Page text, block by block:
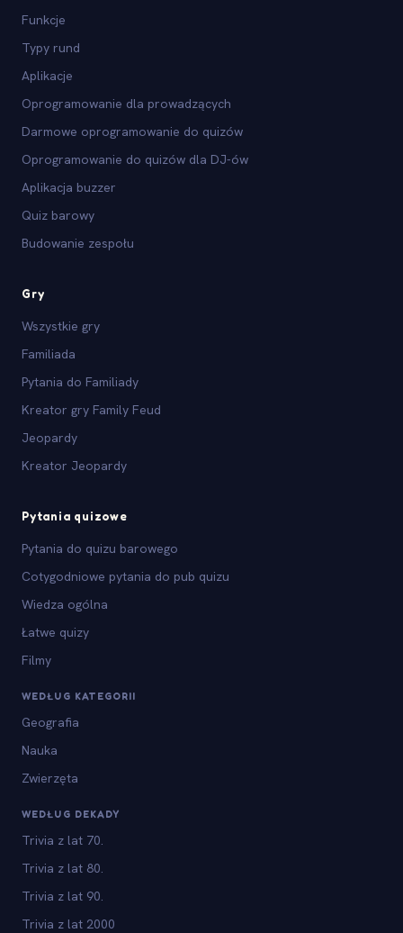
Funkcje
Typy rund
Aplikacje
Oprogramowanie dla prowadzących
Darmowe oprogramowanie do quizów
Oprogramowanie do quizów dla DJ-ów
Aplikacja buzzer
Quiz barowy
Budowanie zespołu
Gry
Wszystkie gry
Familiada
Pytania do Familiady
Kreator gry Family Feud
Jeopardy
Kreator Jeopardy
Pytania quizowe
Pytania do quizu barowego
Cotygodniowe pytania do pub quizu
Wiedza ogólna
Łatwe quizy
Filmy
WEDŁUG KATEGORII
Geografia
Nauka
Zwierzęta
WEDŁUG DEKADY
Trivia z lat 70.
Trivia z lat 80.
Trivia z lat 90.
Trivia z lat 2000